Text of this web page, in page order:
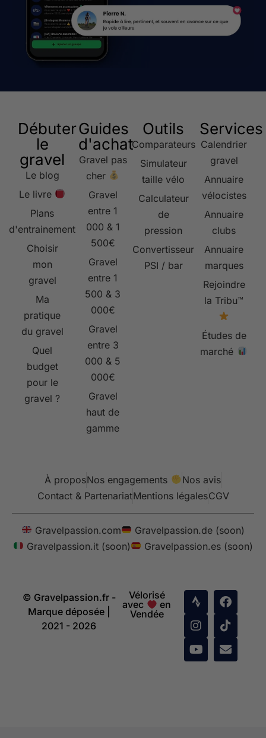
Débuter
le
gravel
Le blog
Le livre
Plans
d'entrainement
Choisir
mon
gravel
Ma
pratique
du gravel
Quel
budget
pour le
gravel ?
Guides
d'achat
Gravel pas
cher
Gravel
entre 1
000 & 1
500€
Gravel
entre 1
500 & 3
000€
Gravel
entre 3
000 & 5
000€
Gravel
haut de
gamme
Outils
Comparateurs
Simulateur
taille vélo
Calculateur
de
pression
Convertisseur
PSI / bar
Services
Calendrier
gravel
Annuaire
vélocistes
Annuaire
clubs
Annuaire
marques
Rejoindre
la Tribu™
Études de
marché
À proposNos engagements
Nos avis
Contact & PartenariatMentions légalesCGV
Gravelpassion.com
Gravelpassion.de (soon)
Gravelpassion.it (soon)
Gravelpassion.es (soon)
© Gravelpassion.fr -
Marque déposée |
2021 - 2026
Vélorisé
avec
en
Vendée